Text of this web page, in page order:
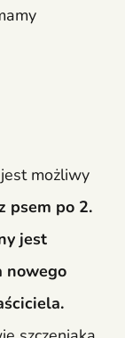
możliwy
psem po 2.
jest
nowego